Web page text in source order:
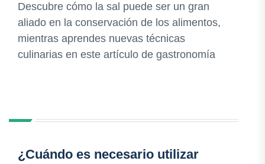
Descubre cómo la sal puede ser un gran
aliado en la conservación de los alimentos,
mientras aprendes nuevas técnicas
culinarias en este artículo de gastronomía
¿Cuándo es necesario utilizar